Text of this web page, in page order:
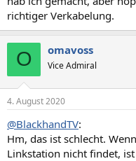
richtiger Verkabelung.
O omavoss
Vice Admiral
4. August 2020
@BlackhandTV:
Hm, das ist schlecht.
Linkstation nicht findet,